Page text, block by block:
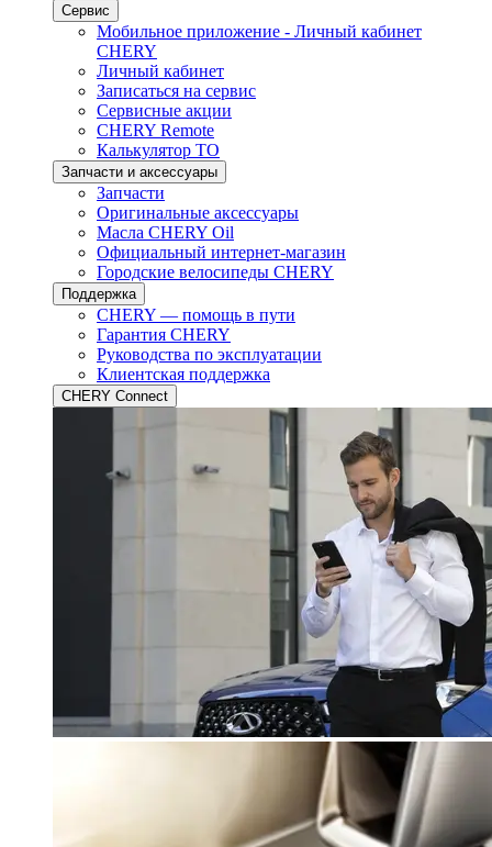
Сервис
Мобильное приложение - Личный кабинет
CHERY
Личный кабинет
Записаться на сервис
Сервисные акции
CHERY Remote
Калькулятор ТО
Запчасти и аксессуары
Запчасти
Оригинальные аксессуары
Масла CHERY Oil
Официальный интернет-магазин
Городские велосипеды CHERY
Поддержка
CHERY — помощь в пути
Гарантия CHERY
Руководства по эксплуатации
Клиентская поддержка
CHERY Connect